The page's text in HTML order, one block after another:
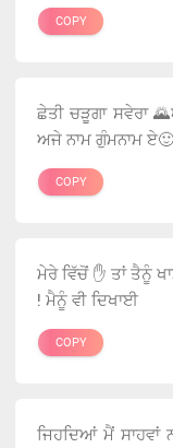
COPY
ਛੇਤੀ ਚੜੂਗਾ ਸਵੇਰਾ
ਅਜੇ ਨਾਮ ਗੁੰਮਨਾਮ
COPY
ਮੇਰੇ ਵਿੱਚੋਂ ✋ ਤਾਂ ਤੈਨੂੰ
! ਮੈਨੂੰ ਵੀ ਦਿਖਾਈ
COPY
ਜਿਹਦਿਆਂ ਮੈਂ ਸਾਹਵਾਂ